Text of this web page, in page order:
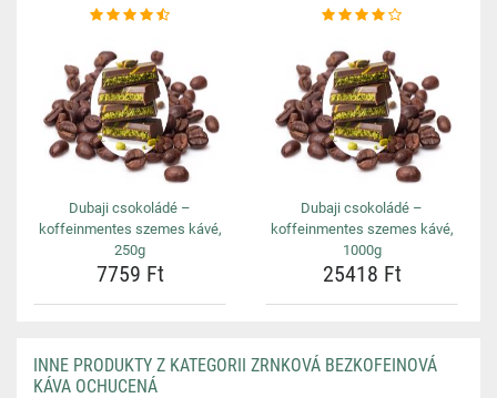
Dubaji csokoládé –
koffeinmentes szemes kávé,
250g
7759 Ft
Dubaji csokoládé –
koffeinmentes szemes kávé,
1000g
25418 Ft
INNE PRODUKTY Z KATEGORII ZRNKOVÁ BEZKOFEINOVÁ
KÁVA OCHUCENÁ